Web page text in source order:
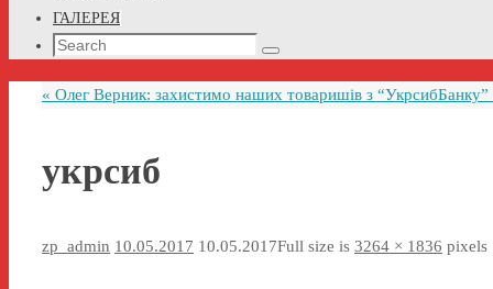
ГАЛЕРЕЯ
Search
Search
« Олег Верник: захистимо наших товаришів з “УкрсибБанку”
укрсиб
zp_admin 10.05.2017 10.05.2017Full size is 3264 × 1836 pixels